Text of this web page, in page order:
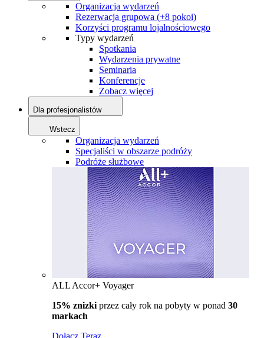
Organizacja wydarzeń
Rezerwacja grupowa (+8 pokoi)
Korzyści programu lojalnościowego
Typy wydarzeń
Spotkania
Wydarzenia prywatne
Seminaria
Konferencje
Zobacz więcej
Dla profesjonalistów
Wstecz
Organizacja wydarzeń
Specjaliści w obszarze podróży
Podróże służbowe
ALL Accor+ Voyager
15% znizki przez cały rok na pobyty w ponad 30
markach
Dołącz Teraz